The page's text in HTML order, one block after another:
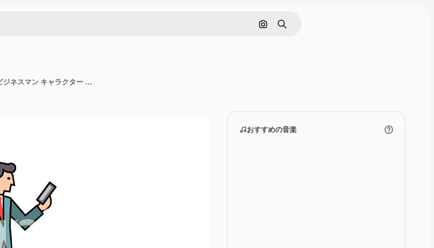
画像で検索
検索
おすすめの音楽
リニアスタイル フラット 棒人間 ピクトグラム カラー ビジネスマン キャラクター スマートフォンを持って歩くアニメーション ルママット